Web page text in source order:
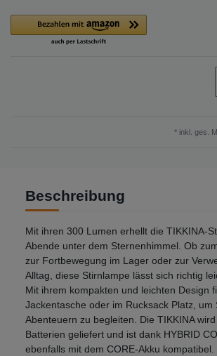
* inkl. ges.
Beschreibung
Mit ihren 300 Lumen erhellt die TIKKINA-
Abende unter dem Sternenhimmel. Ob
zur Fortbewegung im Lager oder zur
Alltag, diese Stirnlampe lässt sich richtig
Mit ihrem kompakten und leichten Design
Jackentasche oder im Rucksack Platz, um
Abenteuern zu begleiten. Die TIKKINA
Batterien geliefert und ist dank HYBRID
ebenfalls mit dem CORE-Akku kompatibel.